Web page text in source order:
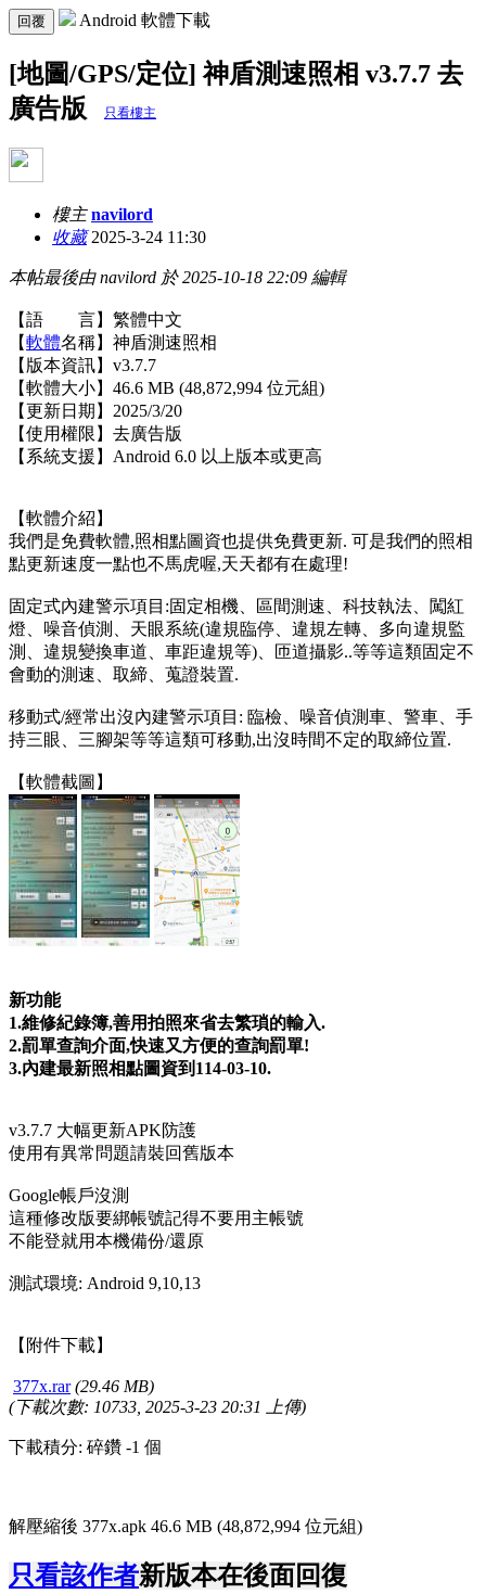
回覆 Android 軟體下載
[地圖/GPS/定位] 神盾測速照相 v3.7.7 去
廣告版
只看樓主
樓主 navilord
收藏2025-3-24 11:30
本帖最後由 navilord 於 2025-10-18 22:09 編輯
【語 言】繁體中文
【軟體名稱】神盾測速照相
【版本資訊】v3.7.7
【軟體大小】46.6 MB (48,872,994 位元組)
【更新日期】2025/3/20
【使用權限】去廣告版
【系統支援】Android 6.0 以上版本或更高
【軟體介紹】
我們是免費軟體,照相點圖資也提供免費更新. 可是我們的照相
點更新速度一點也不馬虎喔,天天都有在處理!
固定式內建警示項目:固定相機、區間測速、科技執法、闖紅
燈、噪音偵測、天眼系統(違規臨停、違規左轉、多向違規監
測、違規變換車道、車距違規等)、匝道攝影..等等這類固定不
會動的測速、取締、蒐證裝置.
移動式/經常出沒內建警示項目: 臨檢、噪音偵測車、警車、手
持三眼、三腳架等等這類可移動,出沒時間不定的取締位置.
【軟體截圖】
新功能
1.維修紀錄簿,善用拍照來省去繁瑣的輸入.
2.罰單查詢介面,快速又方便的查詢罰單!
3.內建最新照相點圖資到114-03-10.
v3.7.7 大幅更新APK防護
使用有異常問題請裝回舊版本
Google帳戶沒測
這種修改版要綁帳號記得不要用主帳號
不能登就用本機備份/還原
測試環境: Android 9,10,13
【附件下載】
377x.rar (29.46 MB)
(下載次數: 10733, 2025-3-23 20:31 上傳)
下載積分: 碎鑽 -1 個
解壓縮後 377x.apk 46.6 MB (48,872,994 位元組)
只看該作者新版本在後面回復